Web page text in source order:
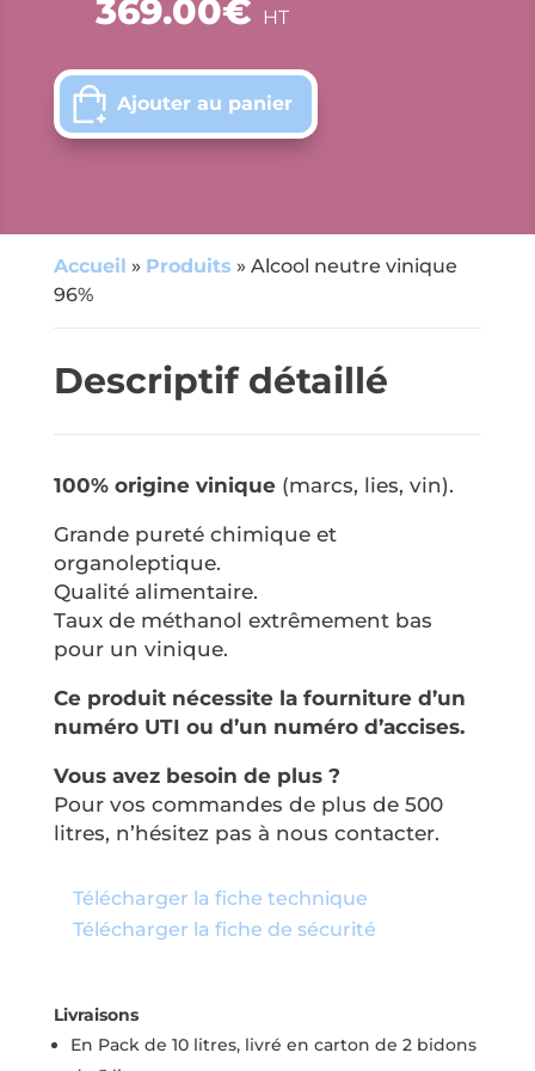
vinique
96%
100
litres
369.00€ HT
Ajouter au panier
Accueil » Produits » Alcool neutre vinique
96%
Descriptif détaillé
100% origine vinique(marcs, lies, vin).
Grande pureté chimique et
organoleptique.
Qualité alimentaire.
Taux de méthanol extrêmement bas
pour un vinique.
Ce produit nécessite la fourniture d’un
numéro UTI ou d’un numéro d’accises.
Vous avez besoin de plus ?
Pour vos commandes de plus de 500
litres, n’hésitez pas à nous contacter.
Télécharger la fiche technique
Télécharger la fiche de sécurité
Livraisons
En Pack de 10 litres, livré en carton de 2 bidons